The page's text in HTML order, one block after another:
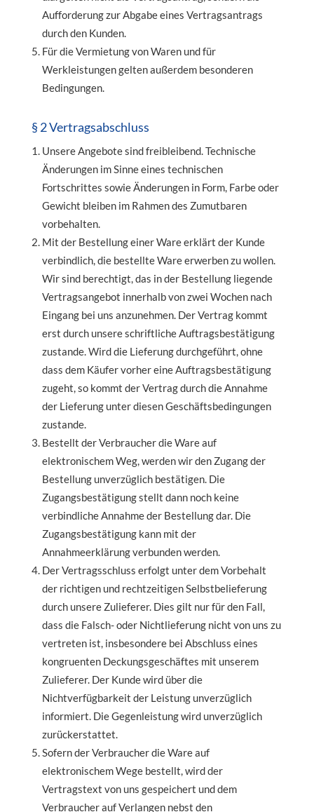
Aufforderung zur Abgabe eines Vertragsantrags
durch den Kunden.
Für die Vermietung von Waren und für
Werkleistungen gelten außerdem besonderen
Bedingungen.
§ 2 Vertragsabschluss
Unsere Angebote sind freibleibend. Technische
Änderungen im Sinne eines technischen
Fortschrittes sowie Änderungen in Form, Farbe oder
Gewicht bleiben im Rahmen des Zumutbaren
vorbehalten.
Mit der Bestellung einer Ware erklärt der Kunde
verbindlich, die bestellte Ware erwerben zu wollen.
Wir sind berechtigt, das in der Bestellung liegende
Vertragsangebot innerhalb von zwei Wochen nach
Eingang bei uns anzunehmen. Der Vertrag kommt
erst durch unsere schriftliche Auftragsbestätigung
zustande. Wird die Lieferung durchgeführt, ohne
dass dem Käufer vorher eine Auftragsbestätigung
zugeht, so kommt der Vertrag durch die Annahme
der Lieferung unter diesen Geschäftsbedingungen
zustande.
Bestellt der Verbraucher die Ware auf
elektronischem Weg, werden wir den Zugang der
Bestellung unverzüglich bestätigen. Die
Zugangsbestätigung stellt dann noch keine
verbindliche Annahme der Bestellung dar. Die
Zugangsbestätigung kann mit der
Annahmeerklärung verbunden werden.
Der Vertragsschluss erfolgt unter dem Vorbehalt
der richtigen und rechtzeitigen Selbstbelieferung
durch unsere Zulieferer. Dies gilt nur für den Fall,
dass die Falsch- oder Nichtlieferung nicht von uns zu
vertreten ist, insbesondere bei Abschluss eines
kongruenten Deckungsgeschäftes mit unserem
Zulieferer. Der Kunde wird über die
Nichtverfügbarkeit der Leistung unverzüglich
informiert. Die Gegenleistung wird unverzüglich
zurückerstattet.
Sofern der Verbraucher die Ware auf
elektronischem Wege bestellt, wird der
Vertragstext von uns gespeichert und dem
Verbraucher auf Verlangen nebst den